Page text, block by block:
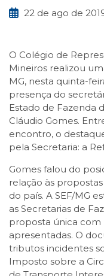
22 de ago de
O Colégio de
Mineiros realizou
MG, nesta quinta-
presença do
Estado de Fazenda
Cláudio Gomes.
encontro, o
pela Secretaria: a
Gomes falou do
relação às
do país. A SEF/MG
as Secretarias de
proposta única com
apresentadas. O
tributos incidentes
Imposto sobre a